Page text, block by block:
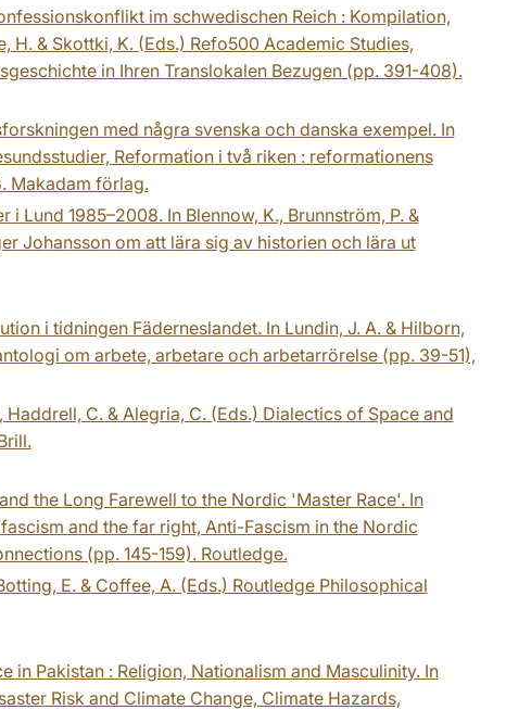
im schwedischen Reich : Kompilation,
H. & Skottki, K. (Eds.) Refo500 Academic Studies,
in Ihren Translokalen Bezugen (pp. 391-408).
med några svenska och danska exempel. In
Reformation i två riken : reformationens
Makadam förlag.
Lund 1985–2008. In Blennow, K., Brunnström, P. &
Johansson om att lära sig av historien och lära ut
i tidningen Fäderneslandet. In Lundin, J. A. & Hilborn,
om arbete, arbetare och arbetarrörelse (pp. 39-51),
C. & Alegria, C. (Eds.) Dialectics of Space and
the Long Farewell to the Nordic 'Master Race'. In
and the far right, Anti-Fascism in the Nordic
(pp. 145-159). Routledge.
E. & Coffee, A. (Eds.) Routledge Philosophical
in Pakistan : Religion, Nationalism and Masculinity. In
Risk and Climate Change, Climate Hazards,